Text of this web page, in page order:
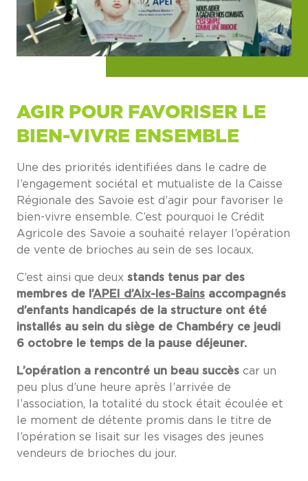
AGIR POUR FAVORISER LE
BIEN-VIVRE ENSEMBLE
Une des priorités identifiées dans le cadre de
l’engagement sociétal et mutualiste de la Caisse
Régionale des Savoie est d’agir pour favoriser le
bien-vivre ensemble. C’est pourquoi le Crédit
Agricole des Savoie a souhaité relayer l’opération
de vente de brioches au sein de ses locaux.
C’est ainsi que deux stands tenus par des
membres de l’APEI d’Aix-les-Bains accompagnés
d’enfants handicapés de la structure ont été
installés au sein du siège de Chambéry ce jeudi
6 octobre le temps de la pause déjeuner.
L’opération a rencontré un beau succès car un
peu plus d’une heure après l’arrivée de
l’association, la totalité du stock était écoulée et
le moment de détente promis dans le titre de
l’opération se lisait sur les visages des jeunes
vendeurs de brioches du jour.